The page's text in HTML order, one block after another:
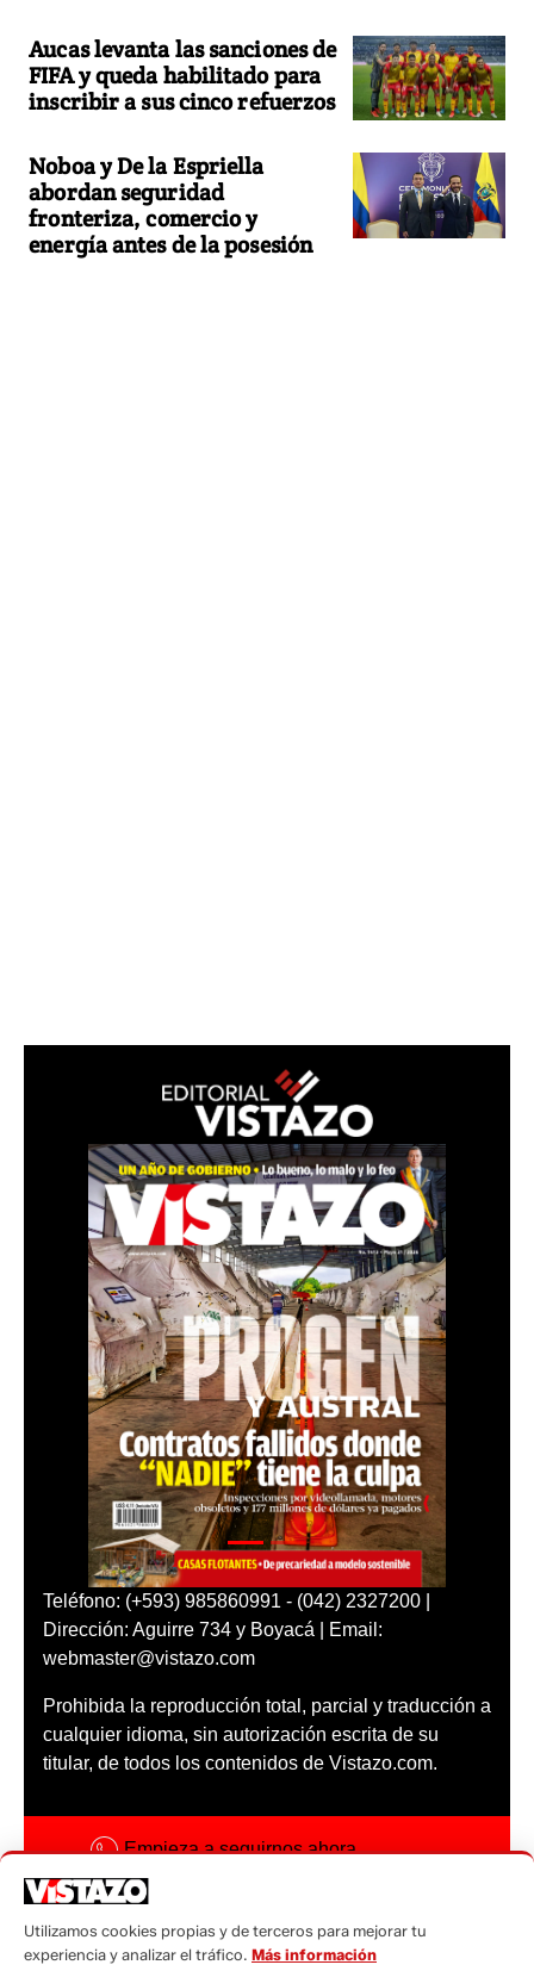
Aucas levanta las sanciones de
FIFA y queda habilitado para
inscribir a sus cinco refuerzos
Noboa y De la Espriella
abordan seguridad
fronteriza, comercio y
energía antes de la posesión
Teléfono: (+593) 985860991 - (042) 2327200 |
Dirección: Aguirre 734 y Boyacá | Email:
webmaster@vistazo.com
Prohibida la reproducción total, parcial y traducción a
cualquier idioma, sin autorización escrita de su
titular, de todos los contenidos de Vistazo.com.
Empieza a seguirnos ahora
Código ética
Utilizamos cookies propias y de terceros para mejorar tu
experiencia y analizar el tráfico. Más información